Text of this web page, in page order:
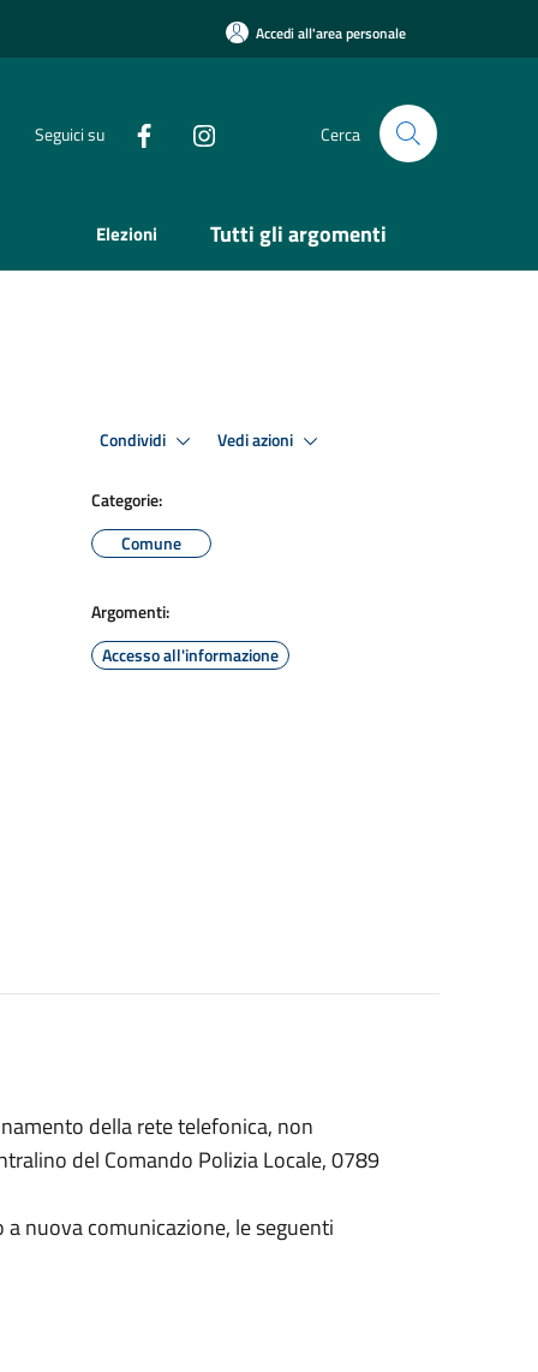
Accedi all'area personale
Seguici su Cerca
Elezioni Tutti gli argomenti
Condividi Vedi azioni
Categorie:
Comune
Argomenti:
Accesso all'informazione
della rete telefonica, non
del Comando Polizia Locale, 0789
nuova comunicazione, le seguenti